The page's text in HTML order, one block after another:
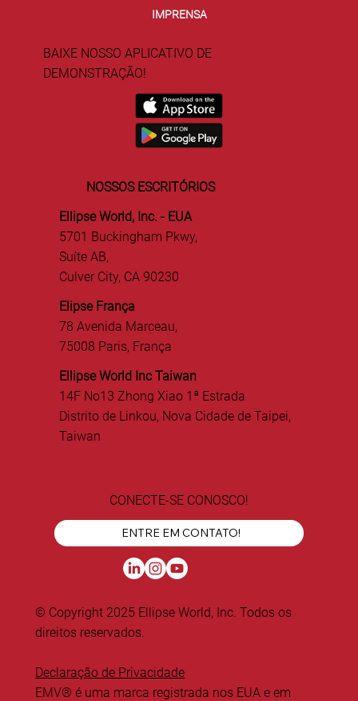
IMPRENSA
BAIXE NOSSO APLICATIVO DE
DEMONSTRAÇÃO!
NOSSOS ESCRITÓRIOS
Ellipse World, Inc. - EUA
5701 Buckingham Pkwy,
Suíte AB,
Culver City, CA 90230
Elipse França
78 Avenida Marceau,
75008 Paris, França
Ellipse World Inc Taiwan
14F No13 Zhong Xiao 1ª Estrada
Distrito de Linkou, Nova Cidade de Taipei,
Taiwan
CONECTE-SE CONOSCO!
ENTRE EM CONTATO!
© Copyright 2025 Ellipse World, Inc. Todos os
direitos reservados.
Declaração de Privacidade
EMV® é uma marca registrada nos EUA e em